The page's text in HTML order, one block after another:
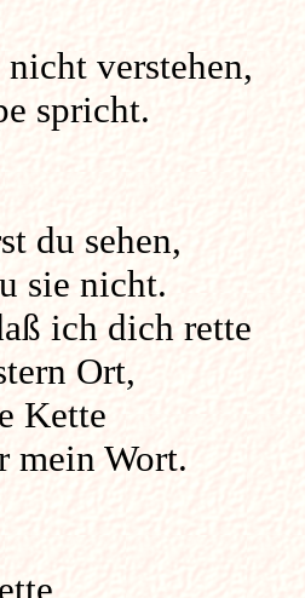
verstehen,
spricht.
du sehen,
sie nicht.
ich dich rette
Ort,
Kette
mein Wort.